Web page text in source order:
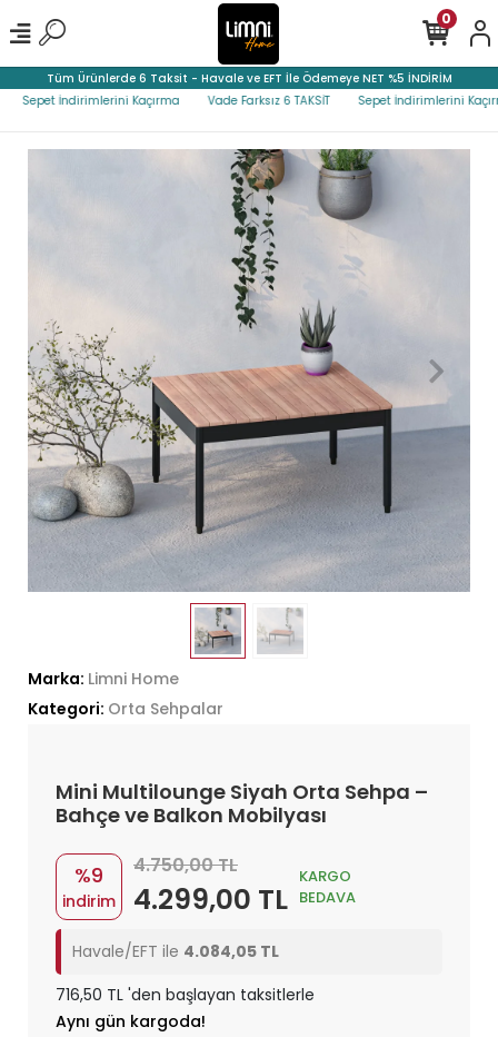
Tüm Ürünlerde 6 Taksit - Havale ve EFT İle Ödemeye NET %5 İNDİRİM
İndirimlerini Kaçırma
Vade Farksız 6 TAKSİT Sepet İndirimlerini Kaçırma
0
Marka: Limni Home
Kategori: Orta Sehpalar
Mini Multilounge Siyah Orta Sehpa –
Bahçe ve Balkon Mobilyası
%9
indirim
4.750,00 TL
4.299,00 TL
KARGO
BEDAVA
Havale/EFT ile 4.084,05 TL
716,50 TL 'den başlayan taksitlerle
Aynı gün kargoda!